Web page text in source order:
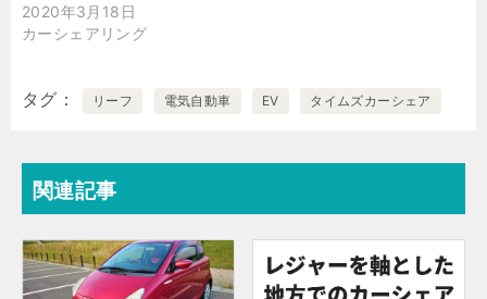
2020年3月18日
カーシェアリング
タグ リーフ 電気自動車 EV タイムズカーシェア
関連記事